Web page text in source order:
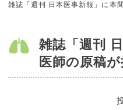
雑誌「週刊 日本医事新報」に本
雑誌「週刊
医師の原稿